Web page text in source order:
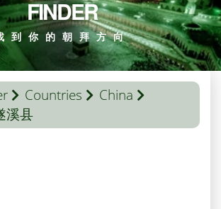
FINDER
到你的朝拜方向
Countries
China
溪县